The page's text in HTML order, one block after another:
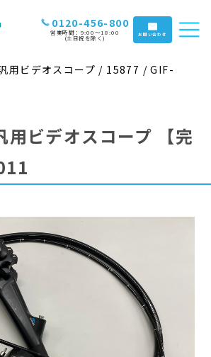
0120-456-800
営業時間：9:00〜18:00
(土日祝を除く) お問い合わせ
用ビデオスコープ / 15877 / GIF-
用ビデオスコープ
【完